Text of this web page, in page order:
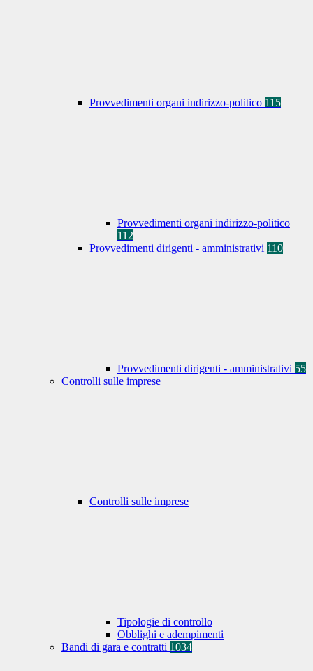
Provvedimenti organi indirizzo-politico 115
Provvedimenti organi indirizzo-politico
112
Provvedimenti dirigenti - amministrativi 110
Provvedimenti dirigenti - amministrativi 55
Controlli sulle imprese
Controlli sulle imprese
Tipologie di controllo
Obblighi e adempimenti
Bandi di gara e contratti 1034